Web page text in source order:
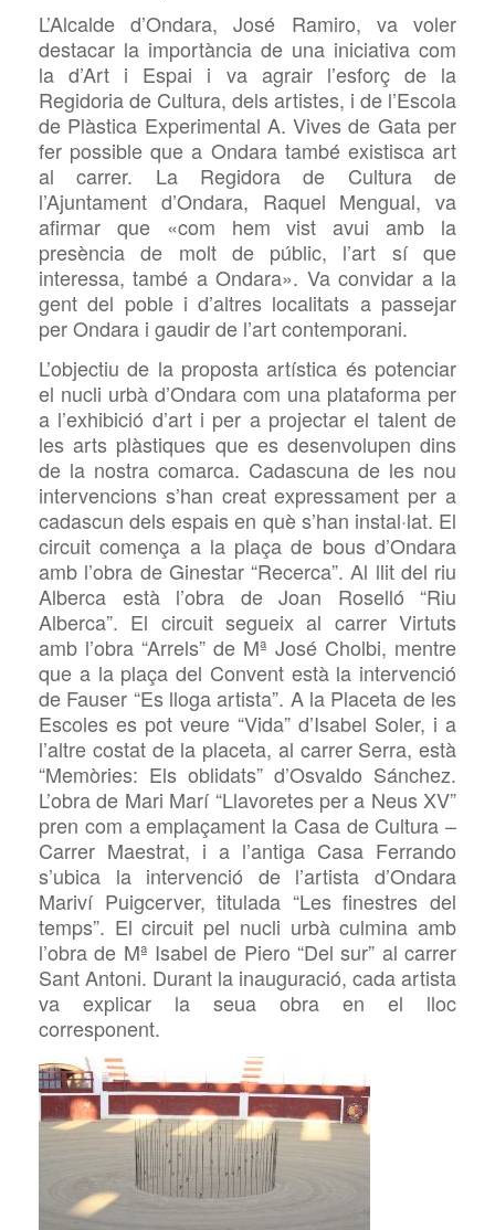
L’Alcalde d’Ondara, José Ramiro, va voler
destacar la importància de una iniciativa com
la d’Art i Espai i va agrair l’esforç de la
Regidoria de Cultura, dels artistes, i de l’Escola
de Plàstica Experimental A. Vives de Gata per
fer possible que a Ondara també existisca art
al carrer. La Regidora de Cultura de
l’Ajuntament d’Ondara, Raquel Mengual, va
afirmar que «com hem vist avui amb la
presència de molt de públic, l’art sí que
interessa, també a Ondara». Va convidar a la
gent del poble i d’altres localitats a passejar
per Ondara i gaudir de l’art contemporani.
L’objectiu de la proposta artística és potenciar
el nucli urbà d’Ondara com una plataforma per
a l’exhibició d’art i per a projectar el talent de
les arts plàstiques que es desenvolupen dins
de la nostra comarca. Cadascuna de les nou
intervencions s’han creat expressament per a
cadascun dels espais en què s’han instal·lat. El
circuit comença a la plaça de bous d’Ondara
amb l’obra de Ginestar “Recerca”. Al llit del riu
Alberca està l’obra de Joan Roselló “Riu
Alberca”. El circuit segueix al carrer Virtuts
amb l’obra “Arrels” de Mª José Cholbi, mentre
que a la plaça del Convent està la intervenció
de Fauser “Es lloga artista”. A la Placeta de les
Escoles es pot veure “Vida” d’Isabel Soler, i a
l’altre costat de la placeta, al carrer Serra, està
“Memòries: Els oblidats” d’Osvaldo Sánchez.
L’obra de Mari Marí “Llavoretes per a Neus XV”
pren com a emplaçament la Casa de Cultura –
Carrer Maestrat, i a l’antiga Casa Ferrando
s’ubica la intervenció de l’artista d’Ondara
Mariví Puigcerver, titulada “Les finestres del
temps”. El circuit pel nucli urbà culmina amb
l’obra de Mª Isabel de Piero “Del sur” al carrer
Sant Antoni. Durant la inauguració, cada artista
va explicar la seua obra en el lloc
corresponent.